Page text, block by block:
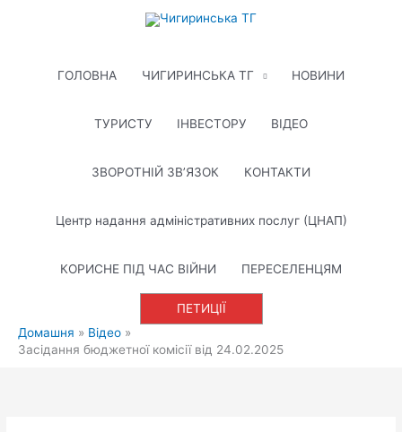
ГОЛОВНА
ЧИГИРИНСЬКА ТГ НОВИНИ
ТУРИСТУ ІНВЕСТОРУ ВІДЕО
ЗВОРОТНІЙ ЗВ’ЯЗОК КОНТАКТИ
Центр надання адміністративних послуг (ЦНАП)
КОРИСНЕ ПІД ЧАС ВІЙНИ ПЕРЕСЕЛЕНЦЯМ
ПЕТИЦІЇ
Домашня
Відео
Засідання бюджетної комісії від 24.02.2025